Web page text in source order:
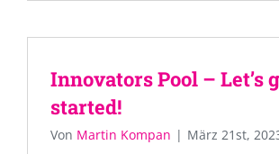
Innovators Pool – Let’s
started!
Von Martin Kompan | März 21st,